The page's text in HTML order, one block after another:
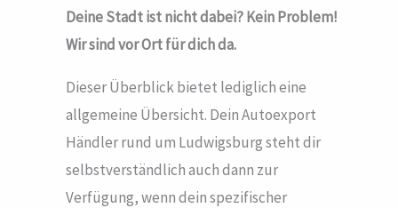
Deine Stadt ist nicht dabei? Kein Problem!
Wir sind vor Ort für dich da.
Dieser Überblick bietet lediglich eine
allgemeine Übersicht. Dein Autoexport
Händler rund um Ludwigsburg steht dir
selbstverständlich auch dann zur
Verfügung, wenn dein spezifischer